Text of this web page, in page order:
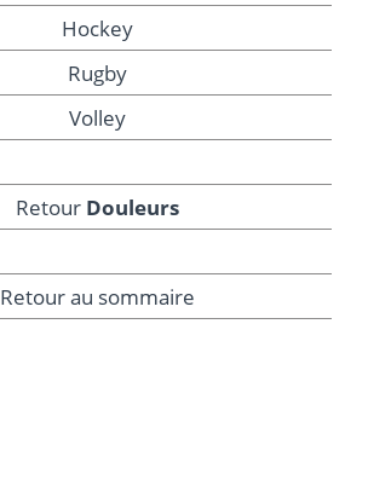
Hockey
Rugby
Volley
Retour Douleurs
Retour au sommaire